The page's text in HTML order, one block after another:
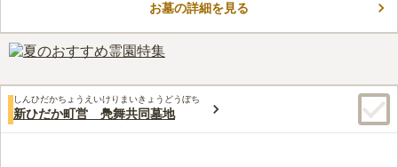
て2,000本以上の桜が咲く「二十間道路桜並木」があります。
される桜の名所なので、春にお参りをする際は立ち寄ってみるの
もおすすめです。
口コミ評価
お墓の詳細を見る
しんひだかちょうえいけりまいきょうどうぼち
新ひだか町営 鳧舞共同墓地